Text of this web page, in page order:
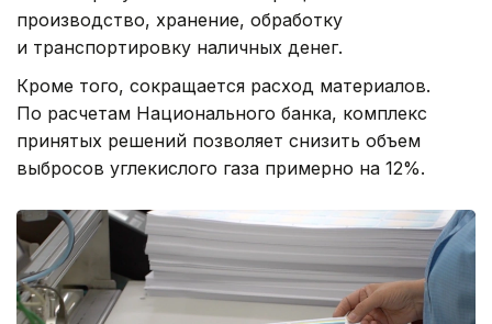
производство, хранение, обработку
и транспортировку наличных денег.
Кроме того, сокращается расход материалов.
По расчетам Национального банка, комплекс
принятых решений позволяет снизить объем
выбросов углекислого газа примерно на 12%.